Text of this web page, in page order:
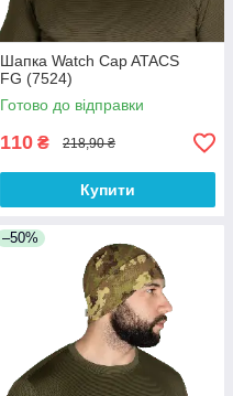
Шапка Watch Cap ATACS
FG (7524)
Готово до відправки
110 ₴ 218,90 ₴
Купити
–50%